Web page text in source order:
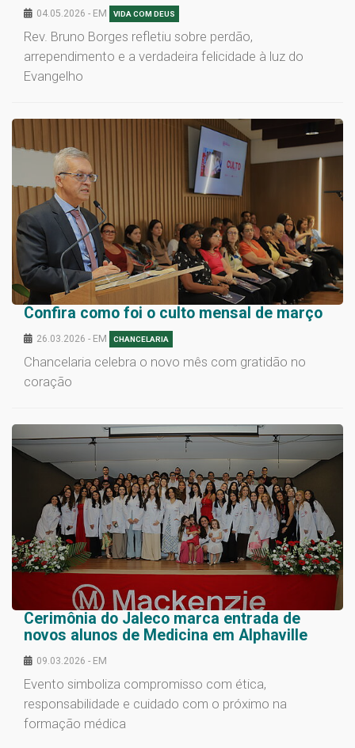
04.05.2026 - EM VIDA COM DEUS
Rev. Bruno Borges refletiu sobre perdão,
arrependimento e a verdadeira felicidade à luz do
Evangelho
Confira como foi o culto mensal de março
26.03.2026 - EM CHANCELARIA
Chancelaria celebra o novo mês com gratidão no
coração
Cerimônia do Jaleco marca entrada de
novos alunos de Medicina em Alphaville
09.03.2026 - EM
Evento simboliza compromisso com ética,
responsabilidade e cuidado com o próximo na
formação médica